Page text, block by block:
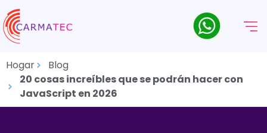
Hogar
Blog
20 cosas increíbles que se podrán hacer con
JavaScript en 2026